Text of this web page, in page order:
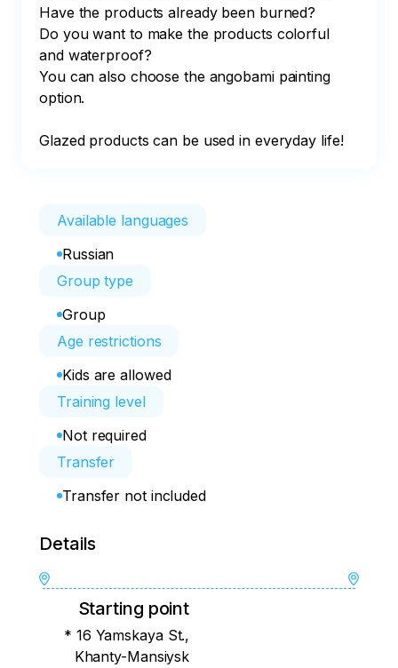
Have the products already been burned?
Do you want to make the products colorful
and waterproof?
You can also choose the angobami painting
option.
Glazed products can be used in everyday life!
Available languages
Russian
Group type
Group
Age restrictions
Kids are allowed
Training level
Not required
Transfer
Transfer not included
Details
Starting point
* 16 Yamskaya St.,
Khanty-Mansiysk